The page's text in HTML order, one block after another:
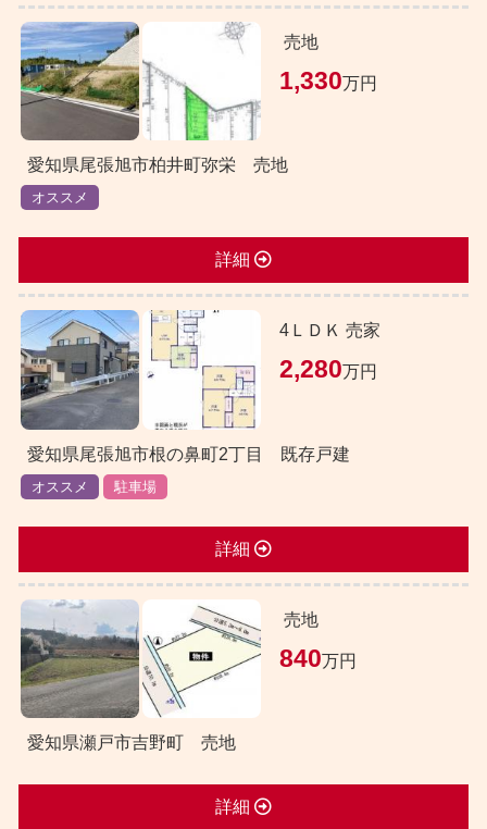
売地
1,330万円
愛知県尾張旭市柏井町弥栄 売地
オススメ
詳細
4ＬＤＫ 売家
2,280万円
愛知県尾張旭市根の鼻町2丁目 既存戸建
オススメ 駐車場
詳細
売地
840万円
愛知県瀬戸市吉野町 売地
詳細